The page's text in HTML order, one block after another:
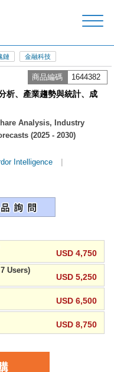
鏈 金融科技
商品編碼 1644382
析、產業趨勢與統計、成
Analysis, Industry
(2025 - 2030)
Intelligence |
USD 4,750
Users)
USD 5,250
USD 6,500
USD 8,750